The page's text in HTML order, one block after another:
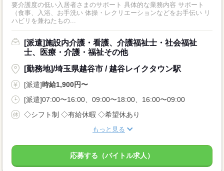
要介護度の低い入居者さまのサポート 具体的な業務内容 サポート
（食事、入浴、お手洗い 体操・レクリエーションなどをお手伝い リ
ハビリを兼ねたもの...
[派遣]施設内介護・看護、介護福祉士・社会福祉
士、医療・介護・福祉その他
[勤務地]/埼玉県越谷市 / 越谷レイクタウン駅
[派遣]時給1,900円〜
[派遣]07:00〜16:00、09:00〜18:00、16:00〜09:00
◇シフト制 ◇有給休暇 ◇希望休あり
もっと見る
応募する（バイトル求人）